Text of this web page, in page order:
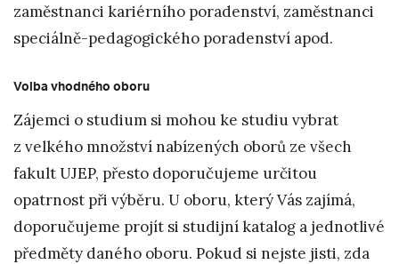
zaměstnanci kariérního poradenství, zaměstnanci
speciálně-pedagogického poradenství apod.
Volba vhodného oboru
Zájemci o studium si mohou ke studiu vybrat
z velkého množství nabízených oborů ze všech
fakult UJEP, přesto doporučujeme určitou
opatrnost při výběru. U oboru, který Vás zajímá,
doporučujeme projít si studijní katalog a jednotlivé
předměty daného oboru. Pokud si nejste jisti, zda